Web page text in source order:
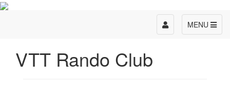
MENU
Toggle
navigation
VTT Rando Club